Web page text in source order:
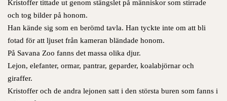
Kristoffer tittade ut genom stängslet på människor som stirrade
och tog bilder på honom.
Han kände sig som en berömd tavla. Han tyckte inte om att bli
fotad för att ljuset från kameran bländade honom.
På Savana Zoo fanns det massa olika djur.
Lejon, elefanter, ormar, pantrar, geparder, koalabjörnar och
giraffer.
Kristoffer och de andra lejonen satt i den största buren som fanns i